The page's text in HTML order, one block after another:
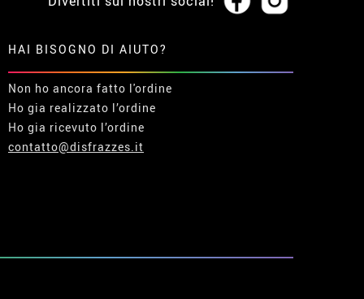
HAI BISOGNO DI AIUTO?
Non ho ancora fatto l'ordine
Ho gia realizzato l’ordine
Ho gia ricevuto l’ordine
contatto@disfrazzes.it